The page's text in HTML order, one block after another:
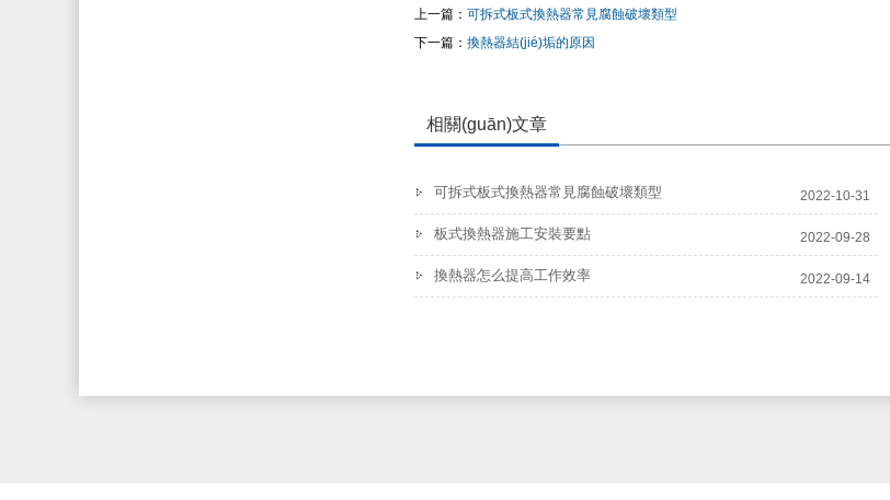
上一篇： 可拆式板式換熱器常見腐蝕破壞類型
下一篇： 換熱器結(jié)垢的原因
相關(guān)文章
可拆式板式換熱器常見腐蝕破壞類型 2022-10-31
板式換熱器施工安裝要點 2022-09-28
換熱器怎么提高工作效率 2022-09-14